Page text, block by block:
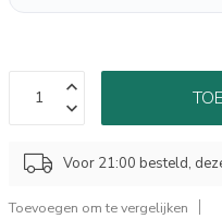
Voor 21:00 besteld,
Toevoegen om te vergelijken